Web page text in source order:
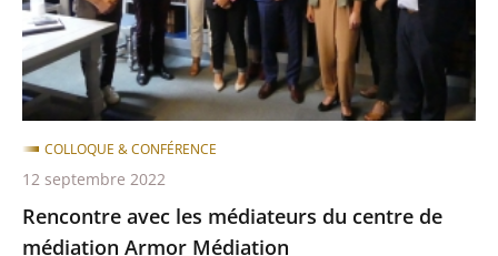
de
médiation
Armor
Médiation
Rencontre avec les médiateurs du centre de
médiation Armor Médiation
COLLOQUE & CONFÉRENCE
12 septembre 2022